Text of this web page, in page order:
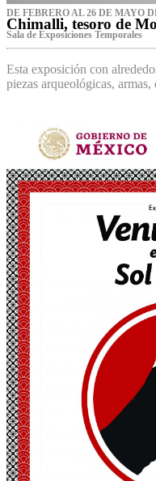
DE FEBRERO AL 26 DE MAYO
Chimalli, tesoro de
Sala de Exposiciones Temporales
Esta exposición con
piezas arqueológicas,